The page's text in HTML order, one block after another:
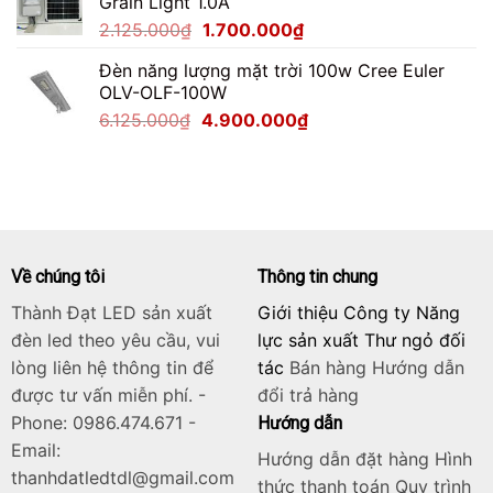
2.750.000₫.
2.125.000₫ Giá
là:
2.125.000₫.
1.700.000₫Giá
tại
1.700.000₫.
Đèn năng lượng mặt trời 100w Cree Euler
OLV-OLF-100W
6.125.000₫ Giá
4.900.000₫Giá
Về chúng tôi
Thành Đạt LED sản xuất
đèn led theo yêu cầu, vui
lòng liên hệ thông tin để
được tư vấn miễn phí. -
Phone: 0986.474.671 -
Email:
thanhdatledtdl@gmail.com
Thông tin chung
Giới thiệu Công ty Năng
lực sản xuất Thư ngỏ đối
tác Bán hàng Hướng dẫn
đổi trả hàng
Hướng dẫn
Hướng dẫn đặt hàng Hình
thức thanh toán Quy trình